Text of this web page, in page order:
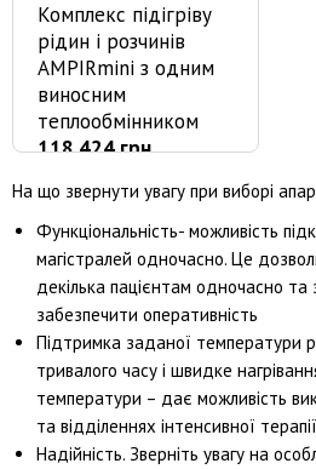
Комплекс підігріву
рідин і розчинів
AMPIRmini з одним
виносним
теплообмінником
118 424 грн
На що звернути увагу при виборі
Функціональність- можливість
магістралей одночасно. Це
декілька пацієнтам одночасно
забезпечити оперативність
Підтримка заданої температури
тривалого часу і швидке
температури – дає можливість
та відділеннях інтенсивної
Надійність. Зверніть увагу на